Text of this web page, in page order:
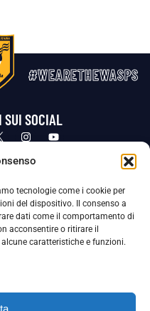
tecnologie come i cookie per
del dispositivo. Il consenso a
dati come il comportamento di
acconsentire o ritirare il
caratteristiche e funzioni.
#WEARETHEWASPS
SUI SOCIAL
(DPO), figura specializzata che vigila sulle modalità
i Suoi dati personali.
scrivere a